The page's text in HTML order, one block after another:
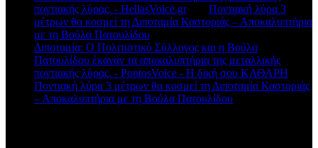
ποντιακής λύρας. - HellasVoice.grστο Ποντιακή λύρα 3
μέτρων θα κοσμεί τη Διποταμία Καστοριάς – Αποκαλυπτήρια
με τη Βούλα Πατουλίδου
Διποταμία: Ο Πολιτιστικό Σύλλογος και η Βούλα
Πατουλίδου έκαναν τα αποκαλυπτήρια της μεταλλικής
ποντιακής λύρας. - PontosVoice - H δική σου ΚΑΘΑΡΗ
Ποντιακή λύρα 3 μέτρων θα κοσμεί τη Διποταμία Καστοριάς
– Αποκαλυπτήρια με τη Βούλα Πατουλίδου